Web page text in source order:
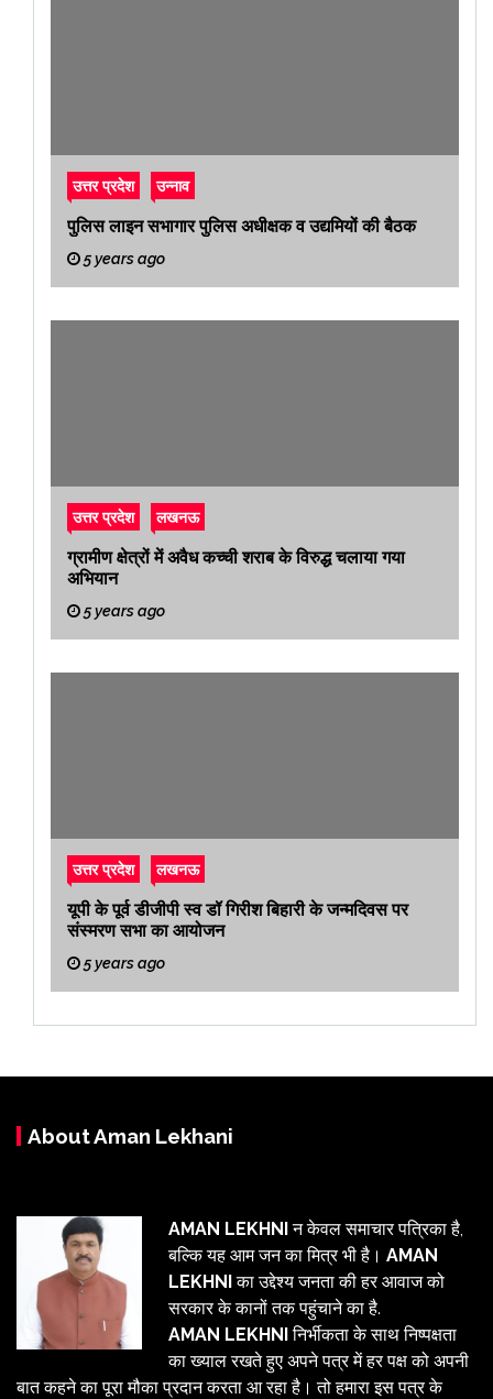
उत्तर प्रदेश उन्नाव
पुलिस लाइन सभागार पुलिस अधीक्षक व उद्यमियों की बैठक
5 years ago
उत्तर प्रदेश लखनऊ
ग्रामीण क्षेत्रों में अवैध कच्ची शराब के विरुद्ध चलाया गया
अभियान
5 years ago
उत्तर प्रदेश लखनऊ
यूपी के पूर्व डीजीपी स्व डॉ गिरीश बिहारी के जन्मदिवस पर
संस्मरण सभा का आयोजन
5 years ago
About Aman Lekhani
AMAN LEKHNIन केवल समाचार पत्रिका है,
बल्कि यह आम जन का मित्र भी है। AMAN
LEKHNIका उद्देश्य जनता की हर आवाज को
सरकार के कानों तक पहुंचाने का है.
AMAN LEKHNIनिर्भीकता के साथ निष्पक्षता
का ख्याल रखते हुए अपने पत्र में हर पक्ष को अपनी
बात कहने का पूरा मौका प्रदान करता आ रहा है। तो हमारा इस पत्र के